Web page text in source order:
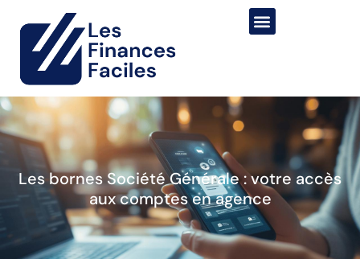
Les bornes Société Générale : votre accès
aux comptes en agence